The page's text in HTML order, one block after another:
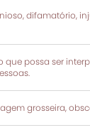
difamatório,
que possa ser
grosseira,